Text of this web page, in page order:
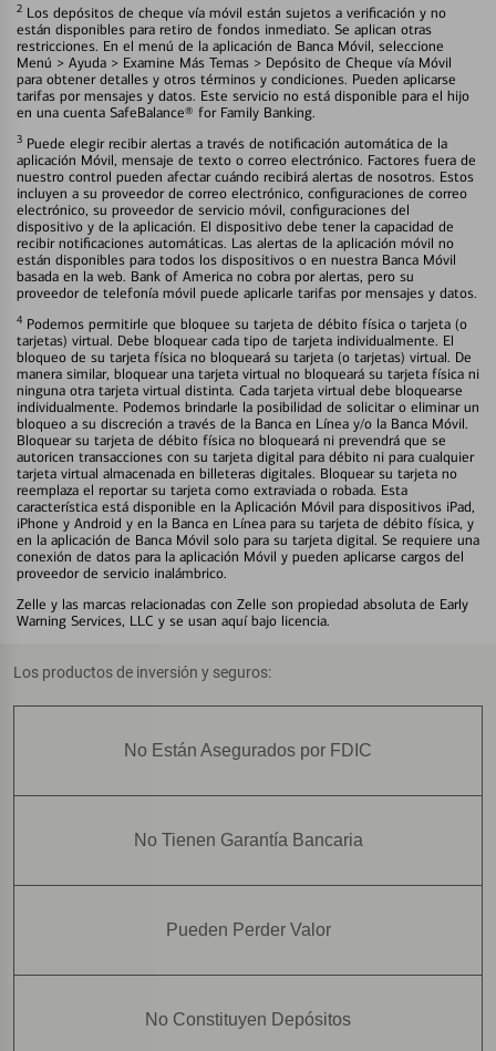
2 Los depósitos de cheque vía móvil están sujetos a verificación y no
están disponibles para retiro de fondos inmediato. Se aplican otras
restricciones. En el menú de la aplicación de Banca Móvil, seleccione
Menú > Ayuda > Examine Más Temas > Depósito de Cheque vía Móvil
para obtener detalles y otros términos y condiciones. Pueden aplicarse
tarifas por mensajes y datos. Este servicio no está disponible para el hijo
en una cuenta SafeBalance® for Family Banking.
3 Puede elegir recibir alertas a través de notificación automática de la
aplicación Móvil, mensaje de texto o correo electrónico. Factores fuera de
nuestro control pueden afectar cuándo recibirá alertas de nosotros. Estos
incluyen a su proveedor de correo electrónico, configuraciones de correo
electrónico, su proveedor de servicio móvil, configuraciones del
dispositivo y de la aplicación. El dispositivo debe tener la capacidad de
recibir notificaciones automáticas. Las alertas de la aplicación móvil no
están disponibles para todos los dispositivos o en nuestra Banca Móvil
basada en la web. Bank of America no cobra por alertas, pero su
proveedor de telefonía móvil puede aplicarle tarifas por mensajes y datos.
4 Podemos permitirle que bloquee su tarjeta de débito física o tarjeta (o
tarjetas) virtual. Debe bloquear cada tipo de tarjeta individualmente. El
bloqueo de su tarjeta física no bloqueará su tarjeta (o tarjetas) virtual. De
manera similar, bloquear una tarjeta virtual no bloqueará su tarjeta física ni
ninguna otra tarjeta virtual distinta. Cada tarjeta virtual debe bloquearse
individualmente. Podemos brindarle la posibilidad de solicitar o eliminar un
bloqueo a su discreción a través de la Banca en Línea y/o la Banca Móvil.
Bloquear su tarjeta de débito física no bloqueará ni prevendrá que se
autoricen transacciones con su tarjeta digital para débito ni para cualquier
tarjeta virtual almacenada en billeteras digitales. Bloquear su tarjeta no
reemplaza el reportar su tarjeta como extraviada o robada. Esta
característica está disponible en la Aplicación Móvil para dispositivos iPad,
iPhone y Android y en la Banca en Línea para su tarjeta de débito física, y
en la aplicación de Banca Móvil solo para su tarjeta digital. Se requiere una
conexión de datos para la aplicación Móvil y pueden aplicarse cargos del
proveedor de servicio inalámbrico.
Zelle y las marcas relacionadas con Zelle son propiedad absoluta de Early
Warning Services, LLC y se usan aquí bajo licencia.
Los productos de inversión y seguros:
No Están Asegurados por FDIC
No Tienen Garantía Bancaria
Pueden Perder Valor
No Constituyen Depósitos